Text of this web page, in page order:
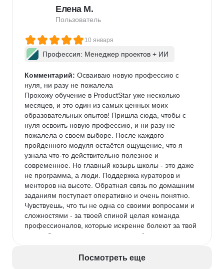
Елена М.
Пользователь
10 января
Профессия: Менеджер проектов + ИИ
Комментарий: Осваиваю новую профессию с
нуля, ни разу не пожалела
Прохожу обучение в ProductStar уже несколько
месяцев, и это один из самых ценных моих
образовательных опытов! Пришла сюда, чтобы с
нуля освоить новую профессию, и ни разу не
пожалела о своем выборе. После каждого
пройденного модуля остаётся ощущение, что я
узнала что-то действительно полезное и
современное. Но главный козырь школы - это даже
не программа, а люди. Поддержка кураторов и
менторов на высоте. Обратная связь по домашним
заданиям поступает оперативно и очень понятно.
Чувствуешь, что ты не одна со своими вопросами и
сложностями - за твоей спиной целая команда
профессионалов, которые искренне болеют за твой
успех. Отдельно хочу отметить сообщество
задать вопрос спикеру в прямом эфире,
Посмотреть еще